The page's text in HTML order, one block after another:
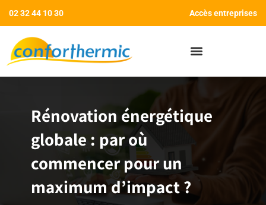
02 32 44 10 30 Accès entreprises
Rénovation énergétique
globale : par où
commencer pour un
maximum d’impact ?